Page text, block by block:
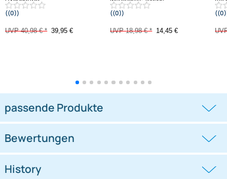
-2,5%
Lautsprecherringe Adapter
Halterungen kompatibel mit
-23,9%
Lautsprecherringe Adapter
Halterungen kompatibel mit